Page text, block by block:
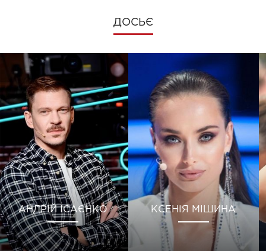
ДОСЬЄ
АНДРІЙ ІСАЄНКО КСЕНІЯ МІШИНА